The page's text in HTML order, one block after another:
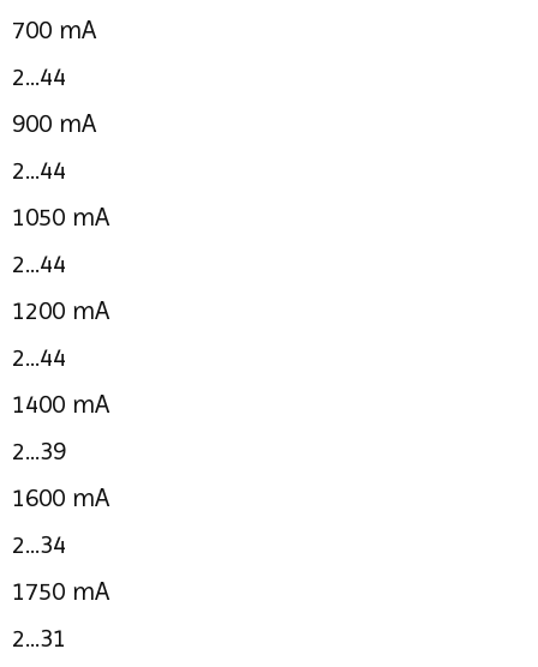
700 mA
2...44
900 mA
2...44
1050 mA
2...44
1200 mA
2...44
1400 mA
2...39
1600 mA
2...34
1750 mA
2...31